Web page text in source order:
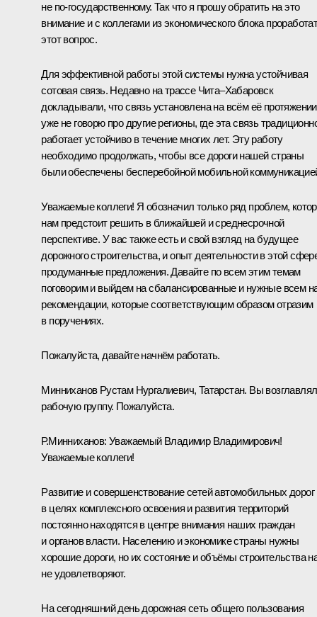
не по‑государственному. Так что я прошу обратить на это
внимание и с коллегами из экономического блока
этот вопрос.
Для эффективной работы этой системы нужна устойчивая
сотовая связь. Недавно на трассе Чита–Хабаровск
докладывали, что связь установлена на всём её
уже не говорю про другие регионы, где эта связь
работает устойчиво в течение многих лет. Эту работу
необходимо продолжать, чтобы все дороги нашей страны
были обеспечены бесперебойной мобильной
Уважаемые коллеги! Я обозначил только ряд проблем,
нам предстоит решить в ближайшей и среднесрочной
перспективе. У вас также есть и свой взгляд на будущее
дорожного строительства, и опыт деятельности в этой
продуманные предложения. Давайте по всем этим темам
поговорим и выйдем на сбалансированные и нужные всем
рекомендации, которые соответствующим образом отразим
в поручениях.
Пожалуйста, давайте начнём работать.
Минниханов Рустам Нургалиевич, Татарстан. Вы
рабочую группу. Пожалуйста.
Р.Минниханов: Уважаемый Владимир Владимирович!
Уважаемые коллеги!
Развитие и совершенствование сетей автомобильных дорог
в целях комплексного освоения и развития территорий
постоянно находятся в центре внимания наших граждан
и органов власти. Населению и экономике страны нужны
хорошие дороги, но их состояние и объёмы строительства
не удовлетворяют.
На сегодняшний день дорожная сеть общего пользования